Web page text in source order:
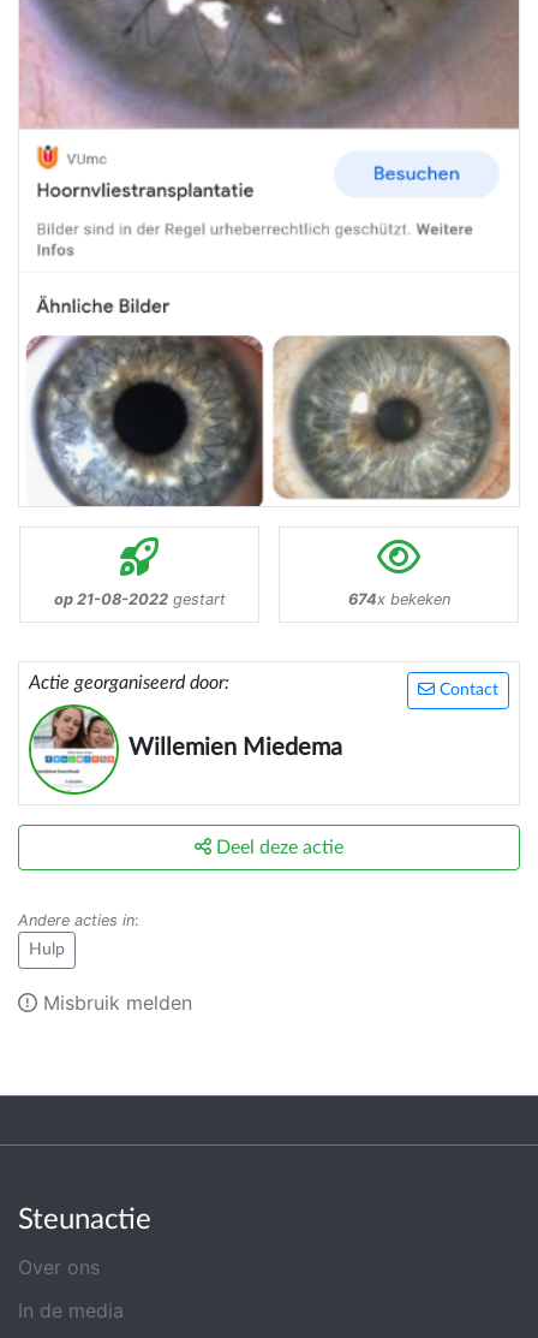
op 21-08-2022gestart 674x bekeken
Contact
Actie georganiseerd door:
Willemien Miedema
Deel deze actie
Andere acties in:
Hulp
Misbruik melden
Steunactie
Over ons
In de media